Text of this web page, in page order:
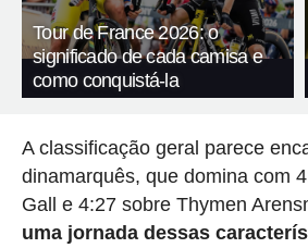
Tour de France 2026: o
significado de cada camisa e
como conquistá-la
A classificação geral parece
dinamarquês, que domina com
Gall e 4:27 sobre Thymen
uma jornada dessas